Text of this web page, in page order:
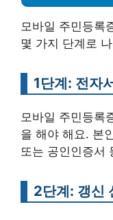
모바일 주민등록
몇 가지 단계로
1단계: 전자
모바일 주민등록
을 해야 해요. 본
또는 공인인증서
2단계: 갱신